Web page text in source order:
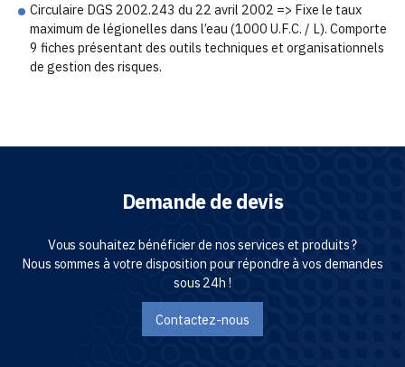
Circulaire DGS 2002.243 du 22 avril 2002 => Fixe le taux
maximum de légionelles dans l’eau (1000 U.F.C. / L). Comporte
9 fiches présentant des outils techniques et organisationnels
de gestion des risques.
Demande de devis
Vous souhaitez bénéficier de nos services et produits ?
Nous sommes à votre disposition pour répondre à vos demandes
sous 24h !
Contactez-nous